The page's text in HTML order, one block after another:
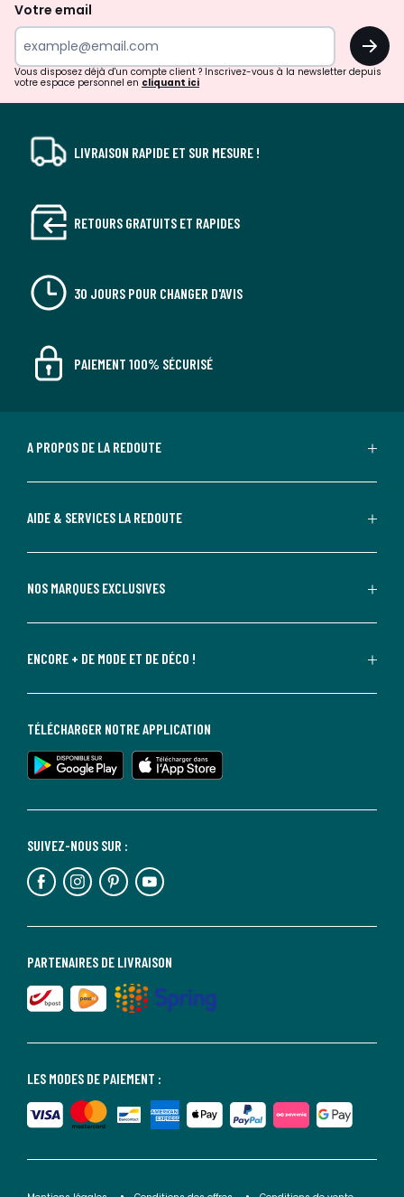
surprises?
Votre email
OK
Vous disposez déjà d'un compte client ? Inscrivez-vous à la newsletter depuis
votre espace personnel en cliquant ici
LIVRAISON RAPIDE ET SUR MESURE !
RETOURS GRATUITS ET RAPIDES
30 JOURS POUR CHANGER D'AVIS
PAIEMENT 100% SÉCURISÉ
A PROPOS DE LA REDOUTE
AIDE & SERVICES LA REDOUTE
NOS MARQUES EXCLUSIVES
ENCORE + DE MODE ET DE DÉCO !
LES MODES DE PAIEMENT :
PARTENAIRES DE LIVRAISON
SUIVEZ-NOUS SUR :
TÉLÉCHARGER NOTRE APPLICATION